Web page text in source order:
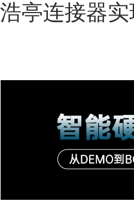
浩亭连接器